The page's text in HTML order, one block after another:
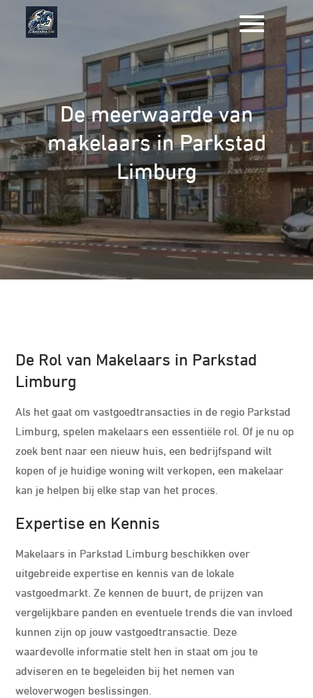
De meerwaarde van
makelaars in Parkstad
Limburg
De Rol van Makelaars in Parkstad
Limburg
Als het gaat om vastgoedtransacties in de regio Parkstad
Limburg, spelen makelaars een essentiële rol. Of je nu op
zoek bent naar een nieuw huis, een bedrijfspand wilt
kopen of je huidige woning wilt verkopen, een makelaar
kan je helpen bij elke stap van het proces.
Expertise en Kennis
Makelaars in Parkstad Limburg beschikken over
uitgebreide expertise en kennis van de lokale
vastgoedmarkt. Ze kennen de buurt, de prijzen van
vergelijkbare panden en eventuele trends die van invloed
kunnen zijn op jouw vastgoedtransactie. Deze
waardevolle informatie stelt hen in staat om jou te
adviseren en te begeleiden bij het nemen van
weloverwogen beslissingen.